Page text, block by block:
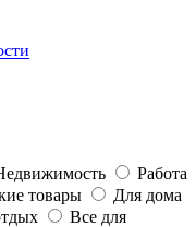
Работа
товары
Для дома
Все для